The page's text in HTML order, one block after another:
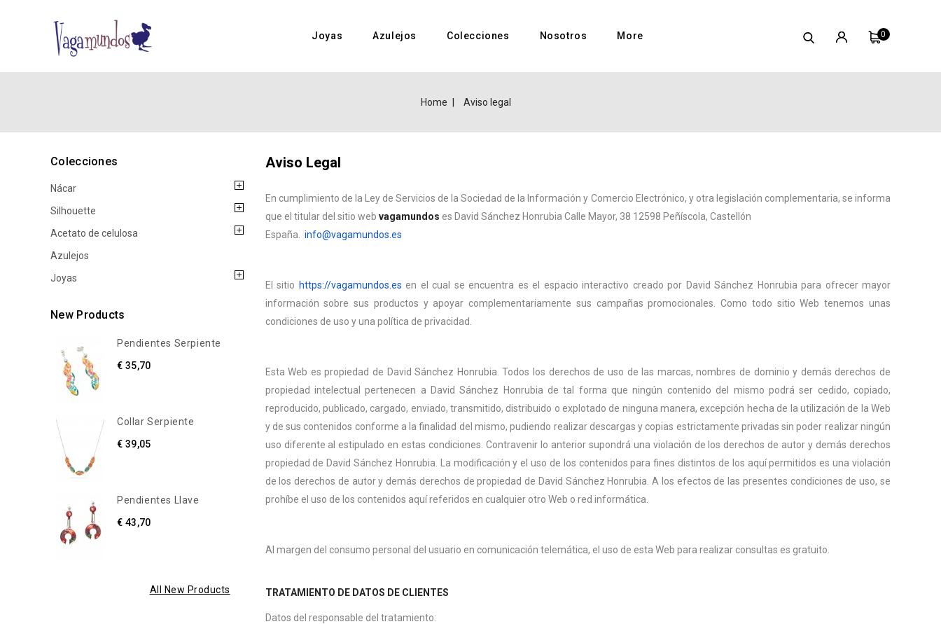
0
Joyas Azulejos Colecciones Nosotros More
Home Aviso legal
Colecciones
Nácar
Silhouette
Acetato de celulosa
Azulejos
Joyas
New Products
Pendientes Serpiente
€ 35,70
Collar Serpiente
€ 39,05
Pendientes Llave
€ 43,70
All New Products
Aviso Legal
En cumplimiento de la Ley de Servicios de la Sociedad de la Información y Comercio Electrónico, y otra legislación complementaria, se informa
que el titular del sitio web vagamundos es David Sánchez Honrubia Calle Mayor, 38 12598 Peñíscola, Castellón
España. info@vagamundos.es
El sitio https://vagamundos.es en el cual se encuentra es el espacio interactivo creado por David Sánchez Honrubia para ofrecer mayor
información sobre sus productos y apoyar complementariamente sus campañas promocionales. Como todo sitio Web tenemos unas
condiciones de uso y una política de privacidad.
Esta Web es propiedad de David Sánchez Honrubia. Todos los derechos de uso de las marcas, nombres de dominio y demás derechos de
propiedad intelectual pertenecen a David Sánchez Honrubia de tal forma que ningún contenido del mismo podrá ser cedido, copiado,
reproducido, publicado, cargado, enviado, transmitido, distribuido o explotado de ninguna manera, excepción hecha de la utilización de la Web
y de sus contenidos conforme a la finalidad del mismo, pudiendo realizar descargas y copias estrictamente privadas sin poder realizar ningún
uso diferente al estipulado en estas condiciones. Contravenir lo anterior supondrá una violación de los derechos de autor y demás derechos
propiedad de David Sánchez Honrubia. La modificación y el uso de los contenidos para fines distintos de los aquí permitidos es una violación
de los derechos de autor y demás derechos de propiedad de David Sánchez Honrubia. A los efectos de las presentes condiciones de uso, se
prohíbe el uso de los contenidos aquí referidos en cualquier otro Web o red informática.
Al margen del consumo personal del usuario en comunicación telemática, el uso de esta Web para realizar consultas es gratuito.
TRATAMIENTO DE DATOS DE CLIENTES
Datos del responsable del tratamiento: